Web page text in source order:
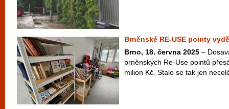
Brněnské RE-USE pointy
Brno, 18. června 2025 –
brněnských Re-Use pointů
milion Kč. Stalo se tak jen